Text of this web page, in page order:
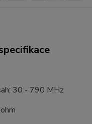
30 - 790 MHz